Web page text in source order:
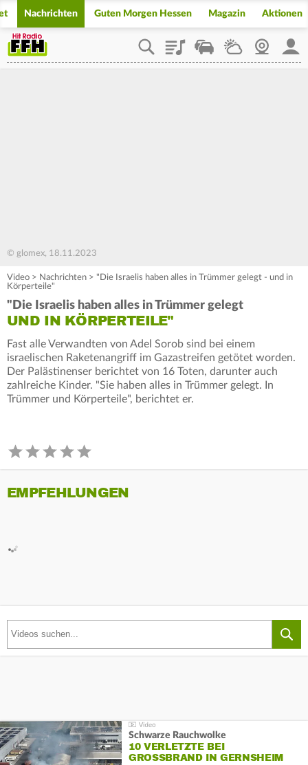
Nachrichten Guten Morgen Hessen Magazin Aktionen
PlaylistStaupilotWetterWebcam
© glomex, 18.11.2023
Video > Nachrichten > "Die Israelis haben alles in Trümmer gelegt - und in
Körperteile"
"Die Israelis haben alles in Trümmer gelegt
UND IN KÖRPERTEILE"
Fast alle Verwandten von Adel Sorob sind bei einem
israelischen Raketenangriff im Gazastreifen getötet worden.
Der Palästinenser berichtet von 16 Toten, darunter auch
zahlreiche Kinder. "Sie haben alles in Trümmer gelegt. In
Trümmer und Körperteile", berichtet er.
EMPFEHLUNGEN
Schwarze Rauchwolke
10 VERLETZTE BEI
GROSSBRAND IN GERNSHEIM